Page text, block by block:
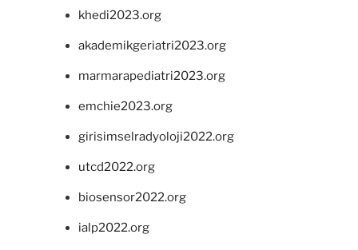
khedi2023.org
akademikgeriatri2023.org
marmarapediatri2023.org
emchie2023.org
girisimselradyoloji2022.org
utcd2022.org
biosensor2022.org
ialp2022.org